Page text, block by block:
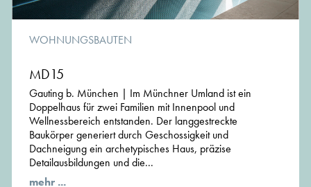
WOHNUNGSBAUTEN
MD15
Gauting b. München | Im Münchner Umland ist ein
Doppelhaus für zwei Familien mit Innenpool und
Wellnessbereich entstanden. Der langgestreckte
Baukörper generiert durch Geschossigkeit und
Dachneigung ein archetypisches Haus, präzise
Detailausbildungen und die...
mehr ...